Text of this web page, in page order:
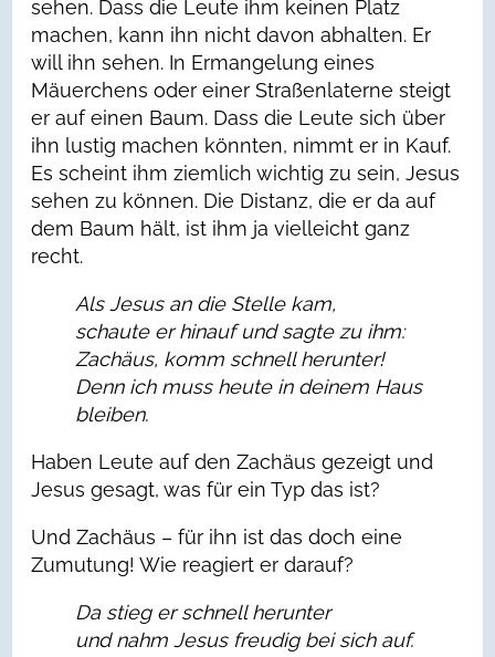
sehen. Dass die Leute ihm keinen Platz
machen, kann ihn nicht davon abhalten. Er
will ihn sehen. In Ermangelung eines
Mäuerchens oder einer Straßenlaterne steigt
er auf einen Baum. Dass die Leute sich über
ihn lustig machen könnten, nimmt er in Kauf.
Es scheint ihm ziemlich wichtig zu sein, Jesus
sehen zu können. Die Distanz, die er da auf
dem Baum hält, ist ihm ja vielleicht ganz
recht.
Als Jesus an die Stelle kam,
schaute er hinauf und sagte zu ihm:
Zachäus, komm schnell herunter!
Denn ich muss heute in deinem Haus
bleiben.
Haben Leute auf den Zachäus gezeigt und
Jesus gesagt, was für ein Typ das ist?
Und Zachäus – für ihn ist das doch eine
Zumutung! Wie reagiert er darauf?
Da stieg er schnell herunter
und nahm Jesus freudig bei sich auf.